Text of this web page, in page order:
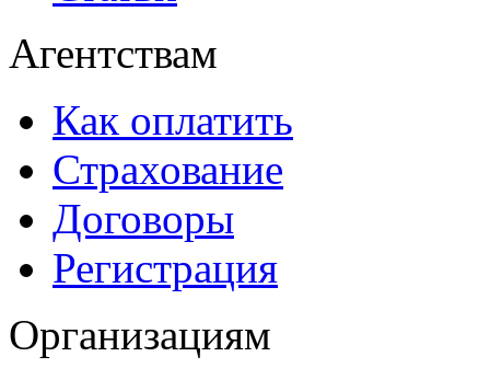
Агентствам
Как оплатить
Страхование
Договоры
Регистрация
Организациям